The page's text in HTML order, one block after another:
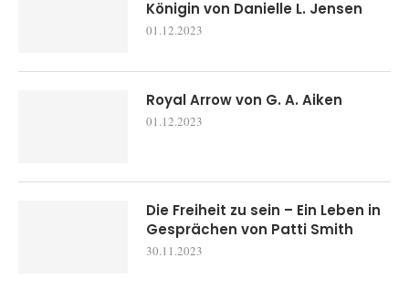
Königin von Danielle L. Jensen
01.12.2023
Royal Arrow von G. A. Aiken
01.12.2023
Die Freiheit zu sein – Ein Leben in
Gesprächen von Patti Smith
30.11.2023